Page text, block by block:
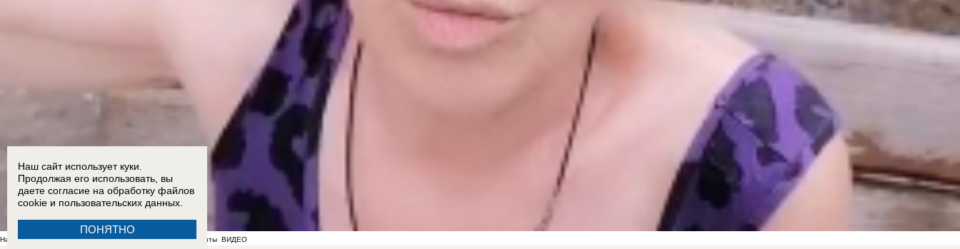
На фоне отсутствия воды в Мелитополе появились спекулянты ВИДЕО
Наш сайт использует куки.
Продолжая его использовать, вы
даете согласие на обработку файлов
cookie и пользовательских данных.
ПОНЯТНО